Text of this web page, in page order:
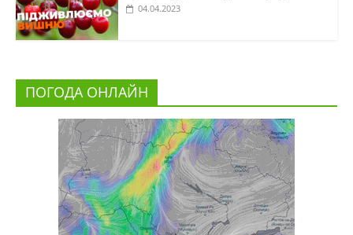
04.04.2023
ПОГОДА ОНЛАЙН